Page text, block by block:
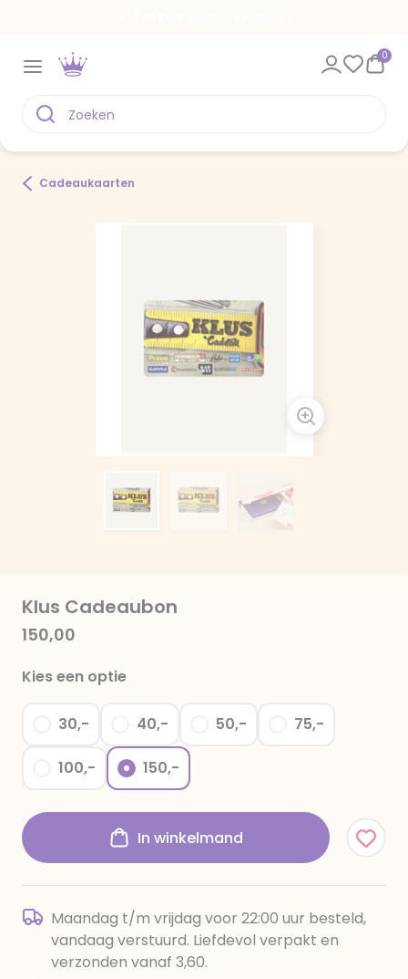
0
Cadeaukaarten
Klus Cadeaubon
150,00
Kies een optie
30,- 40,- 50,- 75,-
100,- 150,-
In winkelmand
Maandag t/m vrijdag voor 22:00 uur besteld,
vandaag verstuurd. Liefdevol verpakt en
verzonden vanaf 3,60.